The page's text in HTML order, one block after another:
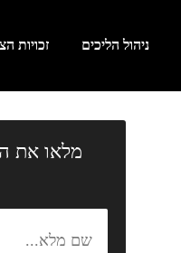
ניהול הליכים זכויות
מלאו את